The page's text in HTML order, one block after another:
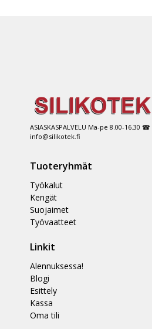
ASIASKASPALVELU Ma-pe 8.00-16.30 ☎
info@silikotek.fi
Tuoteryhmät
Työkalut
Kengät
Suojaimet
Työvaatteet
Linkit
Alennuksessa!
Blogi
Esittely
Kassa
Oma tili